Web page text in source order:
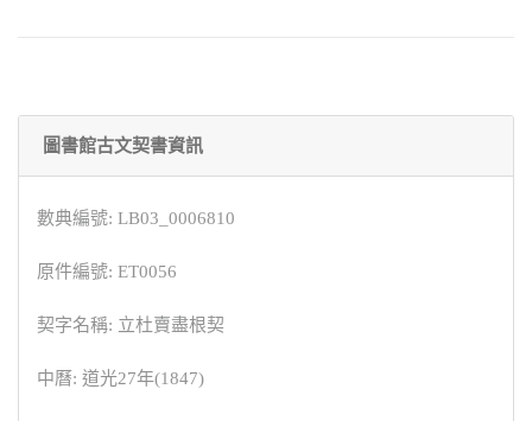
圖書館古文契書資訊
數典編號: LB03_0006810
原件編號: ET0056
契字名稱: 立杜賣盡根契
中曆: 道光27年(1847)